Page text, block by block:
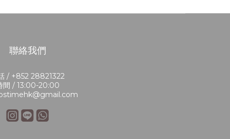
聯絡我們
/ +852 28821322
間 / 13:00-20:00